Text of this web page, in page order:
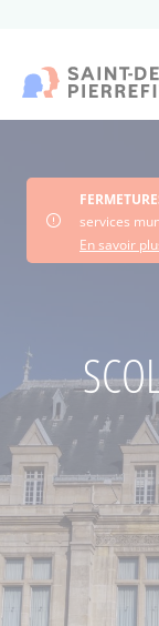
principal
services
Consultez
En savoir